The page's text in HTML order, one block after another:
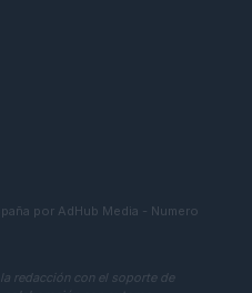
por AdHub Media - Numero
redacción con el soporte de